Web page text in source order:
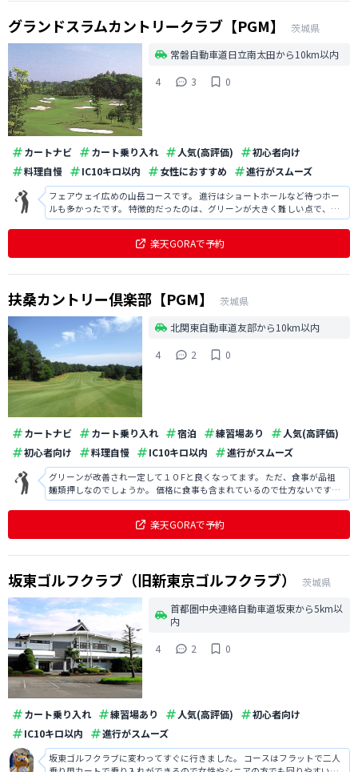
グランドスラムカントリークラブ【PGM】
茨城県
常磐自動車道日立南太田から10km以内
4
3 0
カートナビ カート乗り入れ 人気(高評価)
初心者向け
料理自慢
IC10キロ以内 女性におすすめ 進行がスムーズ
フェアウェイ広めの山岳コースです。 進行はショートホールなど待つホー
ルも多かったです。 特徴的だったのは、グリーンが大きく難しい点で、パ
ット数はそれなりに増えると思います。 食事、コースは良かったので、練
楽天GORAで予約
扶桑カントリー倶楽部【PGM】
茨城県
北関東自動車道友部から10km以内
4
2 0
カートナビ カート乗り入れ 宿泊 練習場あり
人気(高評価)
初心者向け
料理自慢 IC10キロ以内 進行がスムーズ
グリーンが改善され一定して１０Fと良くなってます。 ただ、食事が品祖
麺類押しなのでしょうか。 価格に食事も含まれているので仕方ないです
が。。。 コースは乗入れ可でスムーズにプレーできます。
楽天GORAで予約
坂東ゴルフクラブ（旧新東京ゴルフクラブ）
茨城県
首都圏中央連絡自動車道坂東から5km以
内
4
2 0
カート乗り入れ 練習場あり 人気(高評価)
初心者向け
IC10キロ以内
進行がスムーズ
坂東ゴルフクラブに変わってすぐに行きました。 コースはフラットで二人